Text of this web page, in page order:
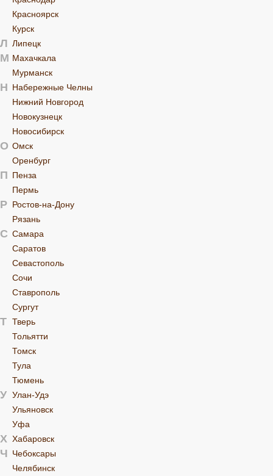
Красноярск
Курск
Л Липецк
М Махачкала
Мурманск
Н Набережные Челны
Нижний Новгород
Новокузнецк
Новосибирск
О Омск
Оренбург
П Пенза
Пермь
Р Ростов-на-Дону
Рязань
С Самара
Саратов
Севастополь
Сочи
Ставрополь
Сургут
Т Тверь
Тольятти
Томск
Тула
Тюмень
У Улан-Удэ
Ульяновск
Уфа
Х Хабаровск
Ч Чебоксары
Челябинск